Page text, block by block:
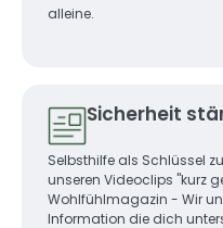
alleine.
Sicherheit
Selbsthilfe als Schlüssel
unseren Videoclips "kurz
Wohlfühlmagazin - Wir
Information die dich